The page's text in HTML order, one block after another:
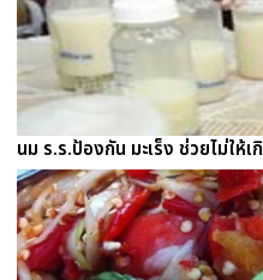
นม ร.ร.ป้องกัน มะเร็ง ช่วยไม่ให้